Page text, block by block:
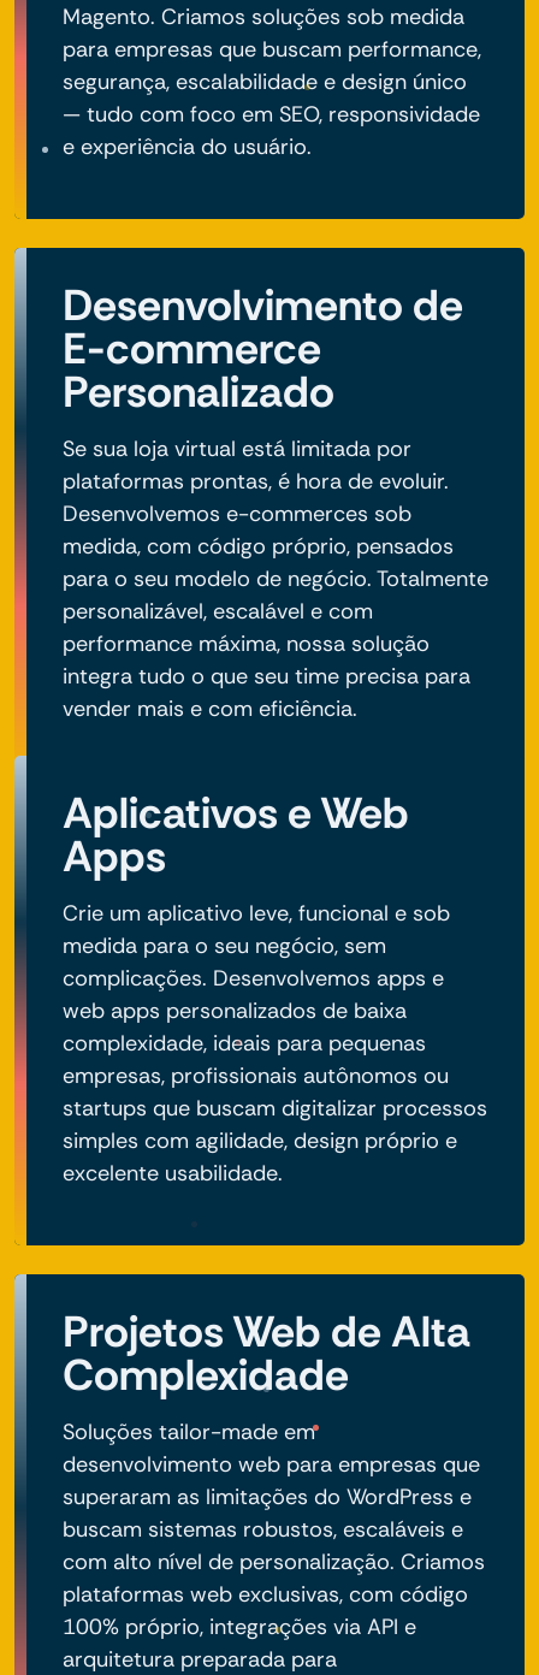
Magento. Criamos soluções sob medida
para empresas que buscam performance,
segurança, escalabilidade e design único
— tudo com foco em SEO, responsividade
e experiência do usuário.
Desenvolvimento de
E-commerce
Personalizado
Se sua loja virtual está limitada por
plataformas prontas, é hora de evoluir.
Desenvolvemos e-commerces sob
medida, com código próprio, pensados
para o seu modelo de negócio. Totalmente
personalizável, escalável e com
performance máxima, nossa solução
integra tudo o que seu time precisa para
vender mais e com eficiência.
Aplicativos e Web
Apps
Crie um aplicativo leve, funcional e sob
medida para o seu negócio, sem
complicações. Desenvolvemos apps e
web apps personalizados de baixa
complexidade, ideais para pequenas
empresas, profissionais autônomos ou
startups que buscam digitalizar processos
simples com agilidade, design próprio e
excelente usabilidade.
Projetos Web de Alta
Complexidade
Soluções tailor-made em
desenvolvimento web para empresas que
superaram as limitações do WordPress e
buscam sistemas robustos, escaláveis e
com alto nível de personalização. Criamos
plataformas web exclusivas, com código
100% próprio, integrações via API e
arquitetura preparada para